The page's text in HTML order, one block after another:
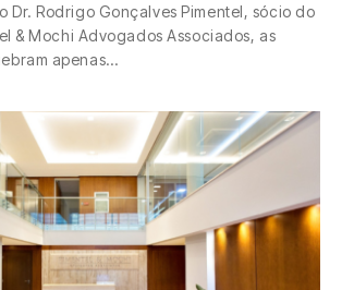
Dr. Rodrigo Gonçalves Pimentel, sócio do
& Mochi Advogados Associados, as
apenas…